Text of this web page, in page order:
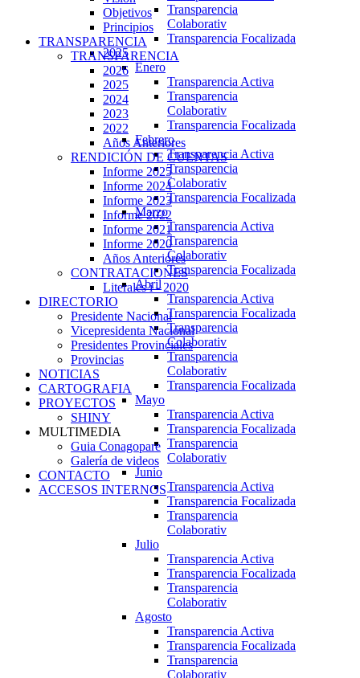
Transparencia
Colaborativ
Transparencia Focalizada
2025
Enero
Transparencia Activa
Transparencia
Colaborativ
Transparencia Focalizada
Febrero
Transparencia Activa
Transparencia
Colaborativ
Transparencia Focalizada
Marzo
Transparencia Activa
Transparencia
Colaborativ
Transparencia Focalizada
Abril
Transparencia Activa
Transparencia Focalizada
Transparencia
Colaborativ
Transparencia
Colaborativ
Transparencia Focalizada
Mayo
Transparencia Activa
Transparencia Focalizada
Transparencia
Colaborativ
Junio
Transparencia Activa
Transparencia Focalizada
Transparencia
Colaborativ
Julio
Transparencia Activa
Transparencia Focalizada
Transparencia
Colaborativ
Agosto
Transparencia Activa
Transparencia Focalizada
Transparencia
Colaborativ
Objetivos
Principios
TRANSPARENCIA
TRANSPARENCIA
2026
2025
2024
2023
2022
Años Anteriores
RENDICIÓN DE CUENTAS
Informe 2025
Informe 2024
Informe 2023
Informe 2022
Informe 2021
Informe 2020
Años Anteriores
CONTRATACIONES
Literales i - 2020
DIRECTORIO
Presidente Nacional
Vicepresidenta Nacional
Presidentes Provinciales
Provincias
NOTICIAS
CARTOGRAFIA
PROYECTOS
SHINY
MULTIMEDIA
Guia Conagopare
Galería de videos
CONTACTO
ACCESOS INTERNOS